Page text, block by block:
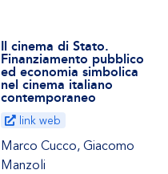
Il cinema di Stato.
Finanziamento pubblico
ed economia simbolica
nel cinema italiano
contemporaneo
link web
Marco Cucco, Giacomo
Manzoli